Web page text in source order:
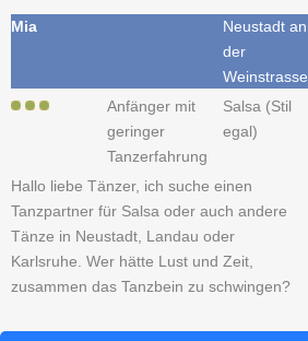
Mia
Neustadt an
der
Weinstrasse
Anfänger mit
geringer
Tanzerfahrung
Salsa (Stil
egal)
Hallo liebe Tänzer, ich suche einen
Tanzpartner für Salsa oder auch andere
Tänze in Neustadt, Landau oder
Karlsruhe. Wer hätte Lust und Zeit,
zusammen das Tanzbein zu schwingen?